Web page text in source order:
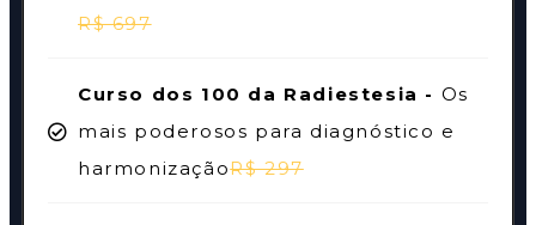
R$ 697
Curso dos 100 da Radiestesia - Os
mais poderosos para diagnóstico e
harmonizaçãoR$ 297